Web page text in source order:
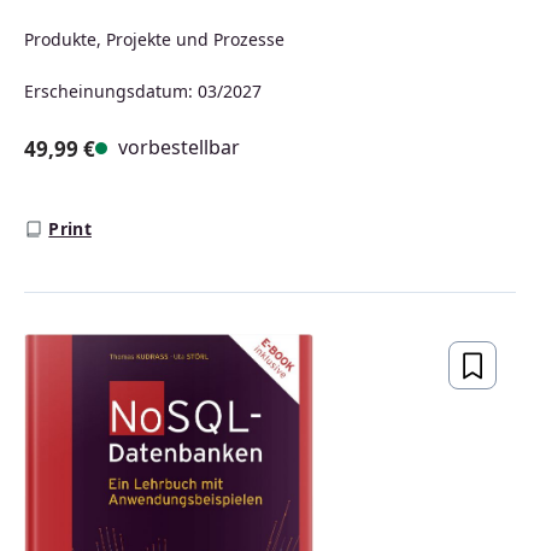
Produkte, Projekte und Prozesse
Erscheinungsdatum: 03/2027
49,99 € vorbestellbar
Print